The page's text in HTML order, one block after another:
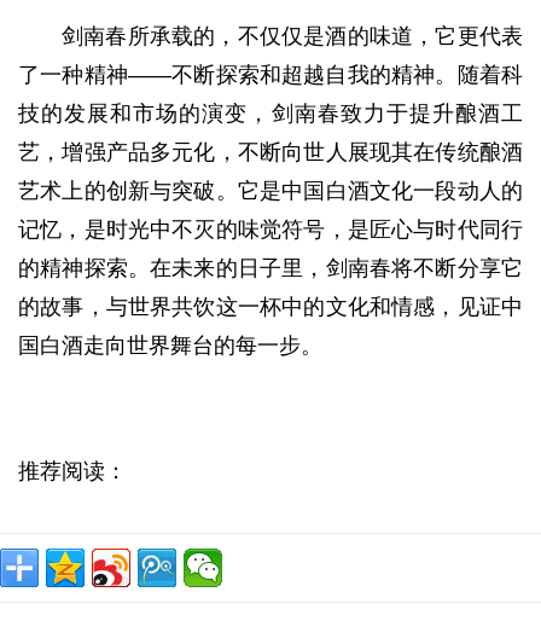
剑南春所承载的，不仅仅是酒的味道，它更代表
了一种精神——不断探索和超越自我的精神。随着科
技的发展和市场的演变，剑南春致力于提升酿酒工
艺，增强产品多元化，不断向世人展现其在传统酿酒
艺术上的创新与突破。它是中国白酒文化一段动人的
记忆，是时光中不灭的味觉符号，是匠心与时代同行
的精神探索。在未来的日子里，剑南春将不断分享它
的故事，与世界共饮这一杯中的文化和情感，见证中
国白酒走向世界舞台的每一步。
推荐阅读：